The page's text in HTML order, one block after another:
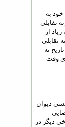
خود به
تقابلی
از
تقابلی
نه
وقت
رئیسی دیوان
دیگر در